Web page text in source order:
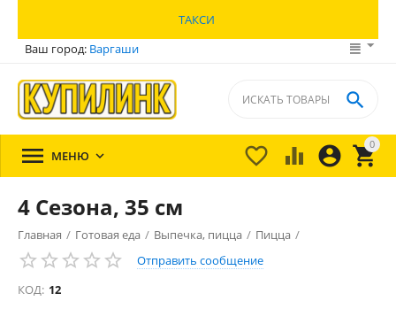
ТАКСИ
Ваш город: Варгаши
0


 

 МЕНЮ 
4 Сезона, 35 см
Главная / Готовая еда / Выпечка, пицца / Пицца /
Отправить сообщение
КОД: 12